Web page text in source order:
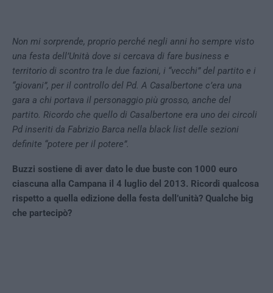
Non mi sorprende, proprio perché negli anni ho sempre visto
una festa dell’Unità dove si cercava di fare business e
territorio di scontro tra le due fazioni, i “vecchi” del partito e i
“giovani”, per il controllo del Pd. A Casalbertone c’era una
gara a chi portava il personaggio più grosso, anche del
partito. Ricordo che quello di Casalbertone era uno dei circoli
Pd inseriti da Fabrizio Barca nella black list delle sezioni
definite “potere per il potere”.
Buzzi sostiene di aver dato le due buste con 1000 euro
ciascuna alla Campana il 4 luglio del 2013. Ricordi qualcosa
rispetto a quella edizione della festa dell’unità? Qualche big
che partecipò?